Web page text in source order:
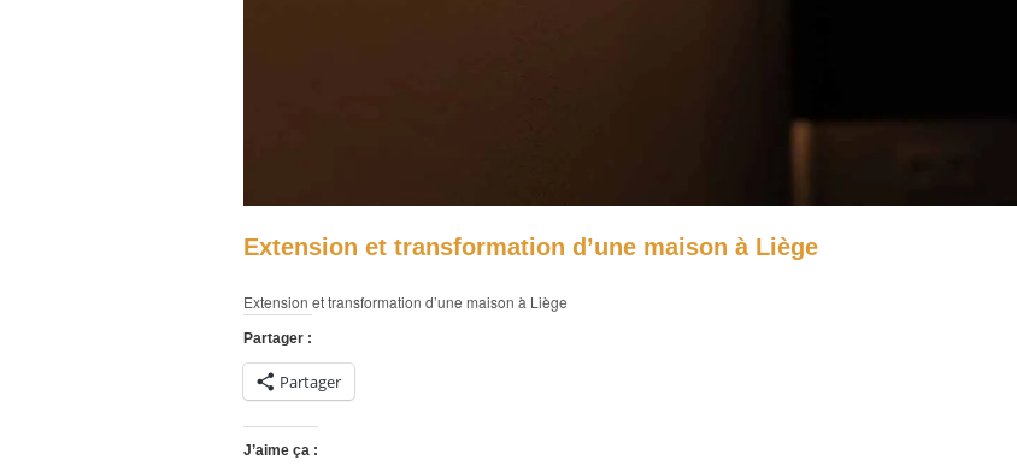
Extension et transformation d’une maison à Liège
Extension et transformation d’une maison à Liège
Partager :
Partager
J’aime ça :